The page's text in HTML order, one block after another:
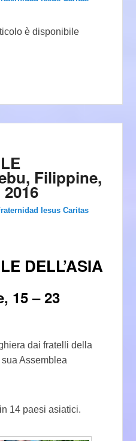
è disponibile
Filippine,
Iesus Caritas
DELL’ASIA
15 – 23
dai fratelli della
Assemblea
14 paesi asiatici.